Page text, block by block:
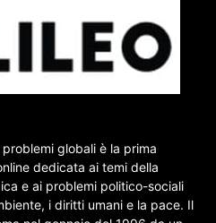
globali è la prima
dedicata ai temi della
e ai problemi politico-sociali
i diritti umani e la pace. Il